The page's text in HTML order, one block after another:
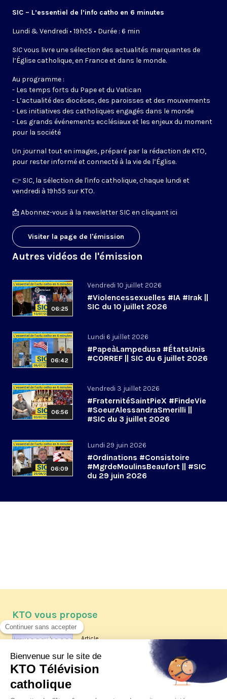
SIC – L’essentiel de l’info catho en 6 minutes
Lundi & Vendredi • 19h55 • Durée : 6 min
SICvous livre une sélection des actualités marquantes de
l’Église catholique, en France et dans le monde.
Au programme :
- Les temps forts du Pape et du Vatican
- L’actualité des diocèses, des paroisses et des mouvements
- Les initiatives des catholiques engagés dans le monde
- Les grands événements ecclésiaux et les enjeux du moment
pour la société
Un journal tout en images, préparé par la rédaction de KTO,
pour rester informé et connecté à la vie de l’Église.
👉 SIC, la sélection de l'info catholique, chaque lundi et
vendredi à 19h55 sur KTO.
📩Abonnez-vous à la newsletter SIC en cliquant ici
Visiter la page de l'émission
Autres vidéos de l'émission
06:25
Vendredi 10 juillet 2026
#Violencessexuelles #IA #Irak ||
SIC du 10 juillet 2026
06:42
Lundi 6 juillet 2026
#PapeàLampedusa #ÉtatsUnis
#CORREF || SIC du 6 juillet 2026
06:56
Vendredi 3 juillet 2026
#FraternitéSaintPieX #FindeVie
#SoeurAlessandraSmerilli ||
#SIC du 3 juillet 2026
06:09
Lundi 29 juin 2026
#Ordinations #Consistoire
#MgrdeMoulinsBeaufort || #SIC
du 29 juin 2026
KTO vous propose
Article
Les reportages d'été 2026 de KTO
La visite pastorale du pape Léon